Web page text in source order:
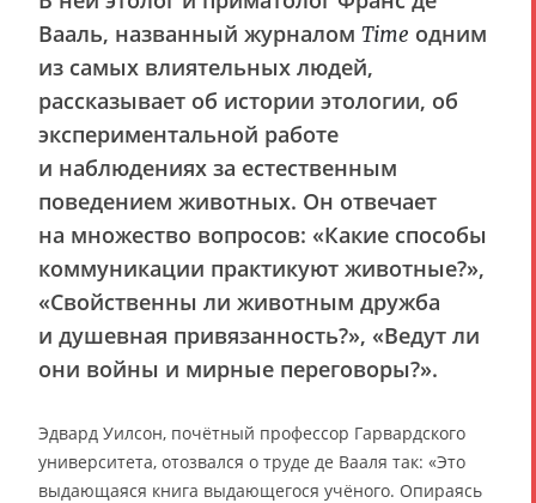
Вааль, названный журналом Time одним
из самых влиятельных людей,
рассказывает об истории этологии, об
экспериментальной работе
и наблюдениях за естественным
поведением животных. Он отвечает
на множество вопросов: «Какие способы
коммуникации практикуют животные?»,
«Свойственны ли животным дружба
и душевная привязанность?», «Ведут ли
они войны и мирные переговоры?».
Эдвард Уилсон, почётный профессор Гарвардского
университета, отозвался о труде де Вааля так: «Это
выдающаяся книга выдающегося учёного. Опираясь